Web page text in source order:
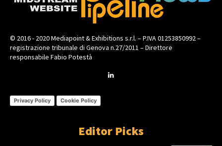
© 2016 - 2020 Mediapoint & Exhibitions s.r.l. – P.IVA 01253850992 –
registrazione tribunale di Genova n.27/2011 – Direttore
responsabile Fabio Potestà
Privacy Policy Cookie Policy
Editor Picks